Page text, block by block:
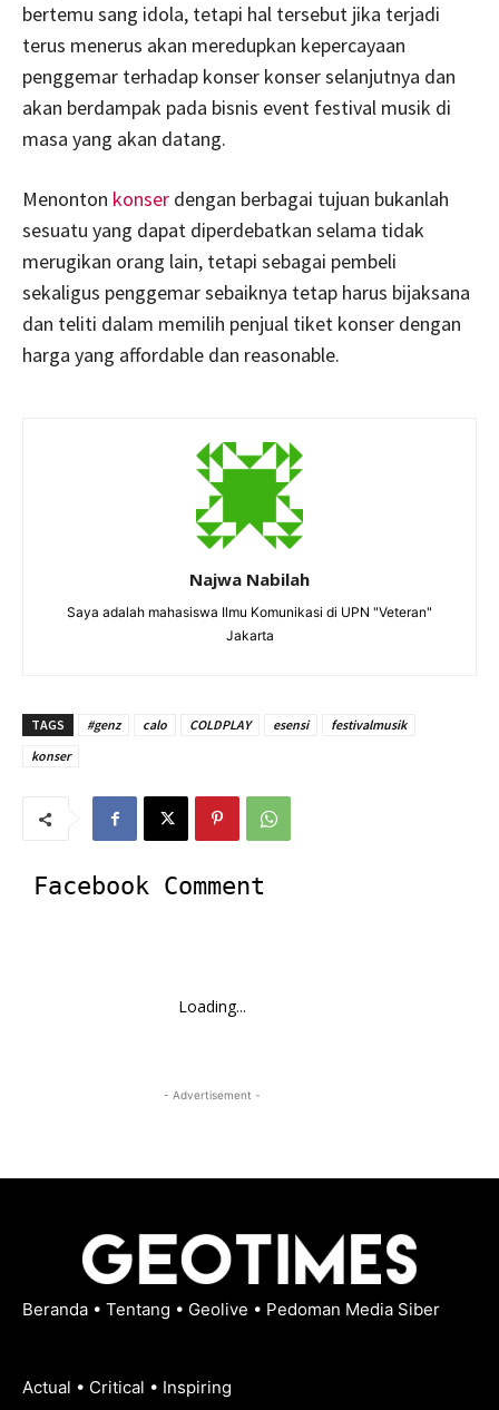
bertemu sang idola, tetapi hal tersebut jika terjadi
terus menerus akan meredupkan kepercayaan
penggemar terhadap konser konser selanjutnya dan
akan berdampak pada bisnis event festival musik di
masa yang akan datang.
Menonton konser dengan berbagai tujuan bukanlah
sesuatu yang dapat diperdebatkan selama tidak
merugikan orang lain, tetapi sebagai pembeli
sekaligus penggemar sebaiknya tetap harus bijaksana
dan teliti dalam memilih penjual tiket konser dengan
harga yang affordable dan reasonable.
Najwa Nabilah
Saya adalah mahasiswa Ilmu Komunikasi di UPN "Veteran"
Jakarta
TAGS #genz calo COLDPLAY esensi
festivalmusik
konser
Facebook Comment
Loading...
- Advertisement -
Beranda • Tentang • Geolive • Pedoman Media Siber
Actual • Critical • Inspiring